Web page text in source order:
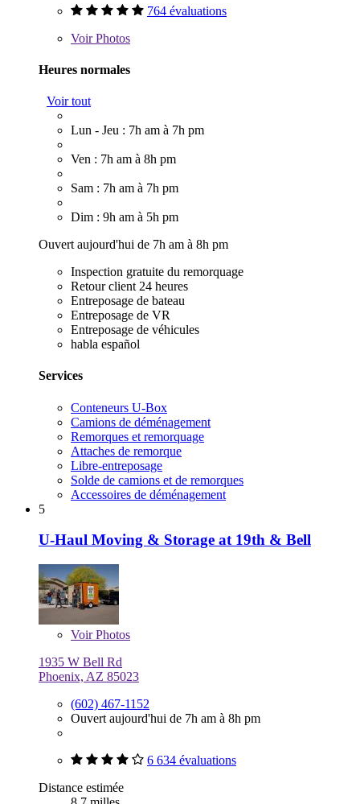
764 évaluations
VoirPhotos
Heures normales
Voir tout
Lun - Jeu : 7h am à 7h pm
Ven : 7h am à 8h pm
Sam : 7h am à 7h pm
Dim : 9h am à 5h pm
Ouvert aujourd'hui de 7h am à 8h pm
Inspection gratuite du remorquage
Retour client 24 heures
Entreposage de bateau
Entreposage de VR
Entreposage de véhicules
habla español
Services
Conteneurs U-Box
Camions de déménagement
Remorques et remorquage
Attaches de remorque
Libre-entreposage
Solde de camions et de remorques
Accessoires de déménagement
5
U-Haul Moving & Storage at 19th & Bell
VoirPhotos
1935 W Bell Rd
Phoenix, AZ 85023
(602) 467-1152
Ouvert aujourd'hui de 7h am à 8h pm
6 634 évaluations
Distance estimée